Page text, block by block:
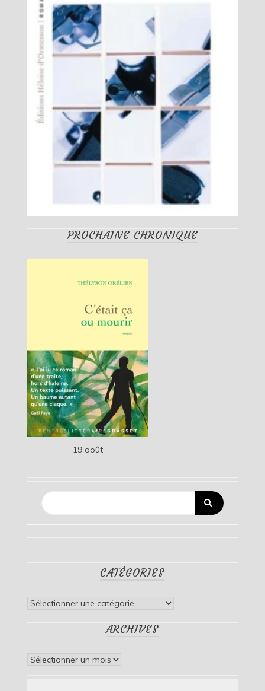
PROCHAINE CHRONIQUE
19 août
CATÉGORIES
Catégories
ARCHIVES
Archives